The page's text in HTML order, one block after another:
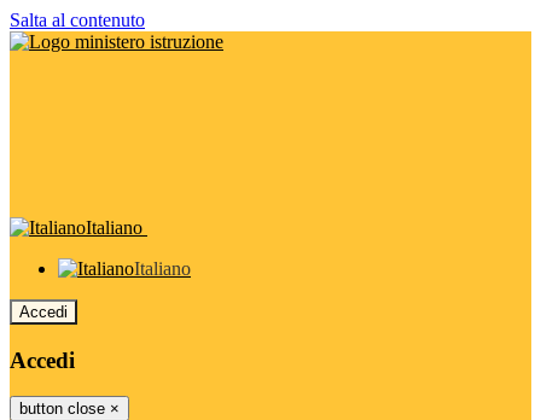
Salta al contenuto
Italiano
Italiano
Accedi
Accedi
button close ×